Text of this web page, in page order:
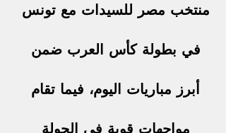
منتخب مصر للسيدات مع تونس
في بطولة كأس العرب ضمن
أبرز مباريات اليوم، فيما تقام
مواجهات قوية في الجولة